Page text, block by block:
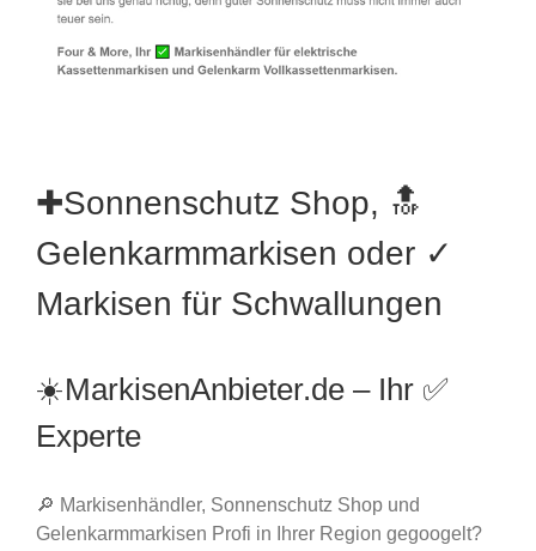
✚Sonnenschutz Shop, 🔝
Gelenkarmmarkisen oder ✓
Markisen für Schwallungen
☀️MarkisenAnbieter.de – Ihr ✅
Experte
🔎 Markisenhändler, Sonnenschutz Shop und
Gelenkarmmarkisen Profi in Ihrer Region gegoogelt?